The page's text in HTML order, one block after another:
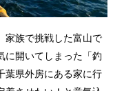
家族で挑戦した富山で
に開いてしまった「釣
葉県外房にある家に行